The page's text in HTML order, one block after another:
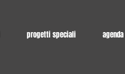
progetti speciali agenda